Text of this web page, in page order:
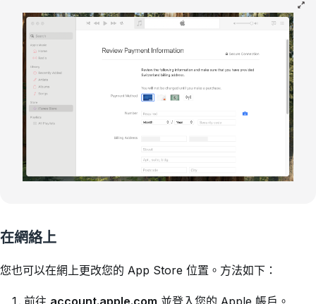
在網絡上
您也可以在網上更改您的 App Store 位置。方法如下：
前往 account.apple.com 並登入您的 Apple 帳戶。